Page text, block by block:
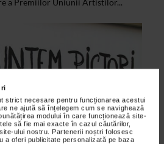
strict necesare pentru funcționarea acestui
ne ajută să înțelegem cum se navighează
modului în care funcționează site-
să fie mai exacte în cazul căutărilor,
ului nostru. Partenerii noștri folosesc
a oferi publicitate personalizată pe baza
a Premiilor Uniunii Artistilor...